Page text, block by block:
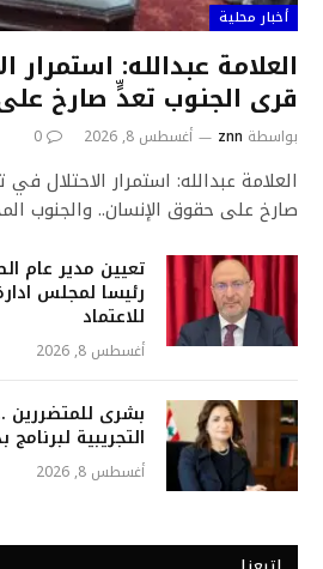
أخبار محلية
العلامة عبدالله: استمرار
قرى الجنوب تعدٍّ صارخ
بواسطة znn أغسطس 8, 2026 0
العلامة عبدالله: استمرار الاحتلال
صارخ على حقوق الإنسان.. والجنوب
تعيين مدير عام
رئيسا لمجلس
للاعتماد
أغسطس 8, 2026
بشرى للمتضررين
التجريبية لبرنامج
أغسطس 8, 2026